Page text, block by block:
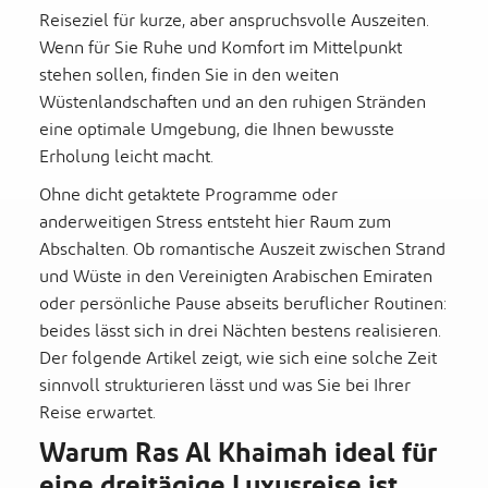
Reiseziel für kurze, aber anspruchsvolle Auszeiten.
Wenn für Sie Ruhe und Komfort im Mittelpunkt
stehen sollen, finden Sie in den weiten
Wüstenlandschaften und an den ruhigen Stränden
eine optimale Umgebung, die Ihnen bewusste
Erholung leicht macht.
Ohne dicht getaktete Programme oder
anderweitigen Stress entsteht hier Raum zum
Abschalten. Ob romantische Auszeit zwischen Strand
und Wüste in den Vereinigten Arabischen Emiraten
oder persönliche Pause abseits beruflicher Routinen:
beides lässt sich in drei Nächten bestens realisieren.
Der folgende Artikel zeigt, wie sich eine solche Zeit
sinnvoll strukturieren lässt und was Sie bei Ihrer
Reise erwartet.
Warum Ras Al Khaimah ideal für